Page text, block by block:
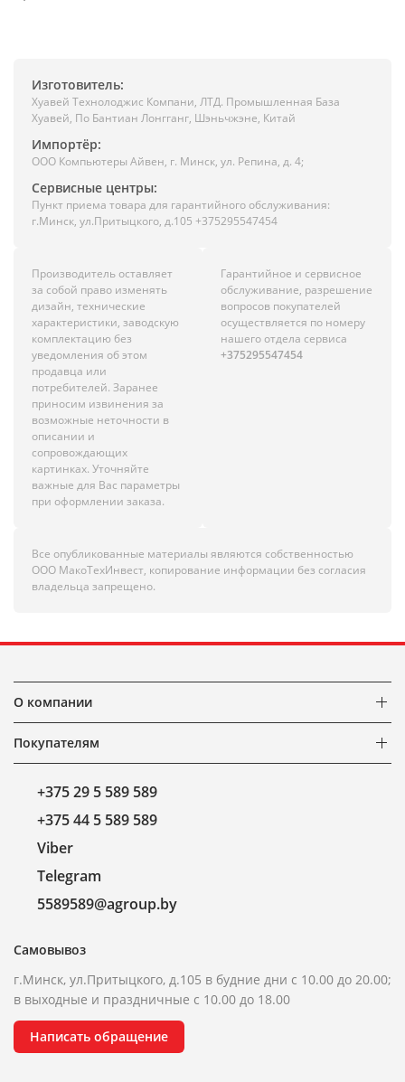
Изготовитель:
Хуавей Технолоджис Компани, ЛТД. Промышленная База
Хуавей, По Бантиан Лонгганг, Шэньчжэне, Китай
Импортёр:
ООО Компьютеры Айвен, г. Минск, ул. Репина, д. 4;
Сервисные центры:
Пункт приема товара для гарантийного обслуживания:
г.Минск, ул.Притыцкого, д.105 +375295547454
Производитель оставляет
за собой право изменять
дизайн, технические
характеристики, заводскую
комплектацию без
уведомления об этом
продавца или
потребителей. Заранее
приносим извинения за
возможные неточности в
описании и
сопровождающих
картинках. Уточняйте
важные для Вас параметры
при оформлении заказа.
Гарантийное и сервисное
обслуживание, разрешение
вопросов покупателей
осуществляется по номеру
нашего отдела сервиса
+375295547454
Все опубликованные материалы являются собственностью
ООО МакоТехИнвест, копирование информации без согласия
владельца запрещено.
О компании
Покупателям
+375 29 5 589 589
+375 44 5 589 589
Viber
Telegram
5589589@agroup.by
Самовывоз
г.Минск, ул.Притыцкого, д.105 в будние дни с 10.00 до 20.00;
в выходные и праздничные с 10.00 до 18.00
Написать обращение